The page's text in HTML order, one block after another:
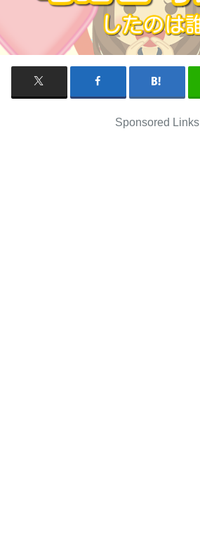
Sponsored Links